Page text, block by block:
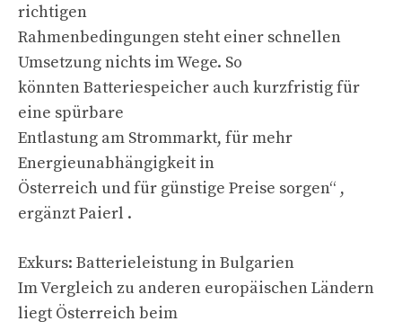
richtigen
Rahmenbedingungen steht einer schnellen
Umsetzung nichts im Wege. So
könnten Batteriespeicher auch kurzfristig für
eine spürbare
Entlastung am Strommarkt, für mehr
Energieunabhängigkeit in
Österreich und für günstige Preise sorgen“ ,
ergänzt Paierl .
Exkurs: Batterieleistung in Bulgarien
Im Vergleich zu anderen europäischen Ländern
liegt Österreich beim